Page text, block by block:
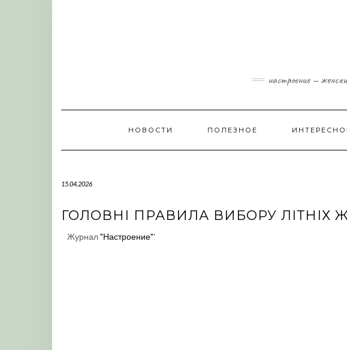
настроение —
НОВОСТИ ПОЛЕЗНОЕ
15.04.2026
ГОЛОВНІ ПРАВИЛА ВИБОРУ ЛІТНІХ
Журнал"Настроение"'